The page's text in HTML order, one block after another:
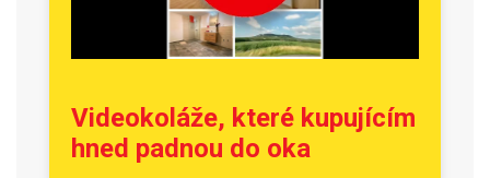
Videokoláže, které kupujícím
hned padnou do oka